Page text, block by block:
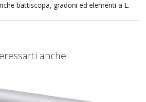
battiscopa, gradoni ed elementi a L.
anche